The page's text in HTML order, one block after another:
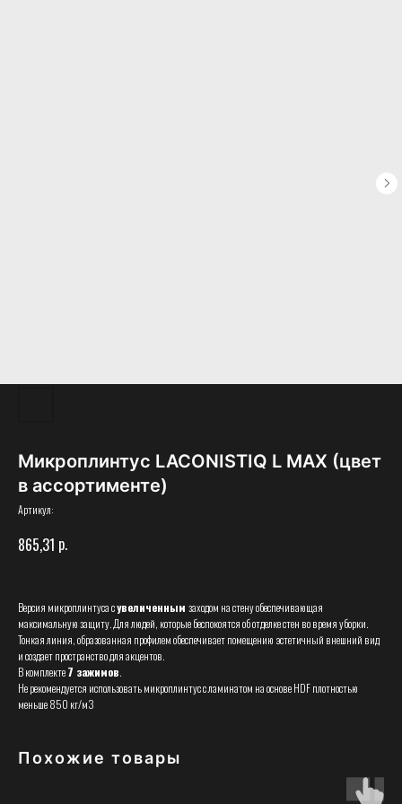
Микроплинтус LACONISTIQ L MAX (цвет
в ассортименте)
Артикул:
865,31 р.
Версия микроплинтуса сувеличенным заходом на стену обеспечивающая
максимальную защиту. Для людей, которые беспокоятся об отделке стен во время уборки.
Тонкая линия, образованная профилем обеспечивает помещению эстетичный внешний вид
и создает пространство для акцентов.
В комплекте7 зажимов.
Не рекомендуется использовать микроплинтус с ламинатом на основе HDF плотностью
меньше 850 кг/м3
Похожие товары